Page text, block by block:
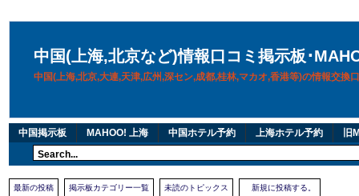
中国(上海,北京など)情報口コミ掲示板･
中国(上海,北京,大連,天津,広州,深セン,成都,桂林,マカオ,香港等)の情報交換
中国掲示板 MAHOO! 上海 中国ホテル予約 上海ホテル予約 旧
最新の投稿 掲示板カテゴリー一覧 未読のトピックス 新規に投稿する。